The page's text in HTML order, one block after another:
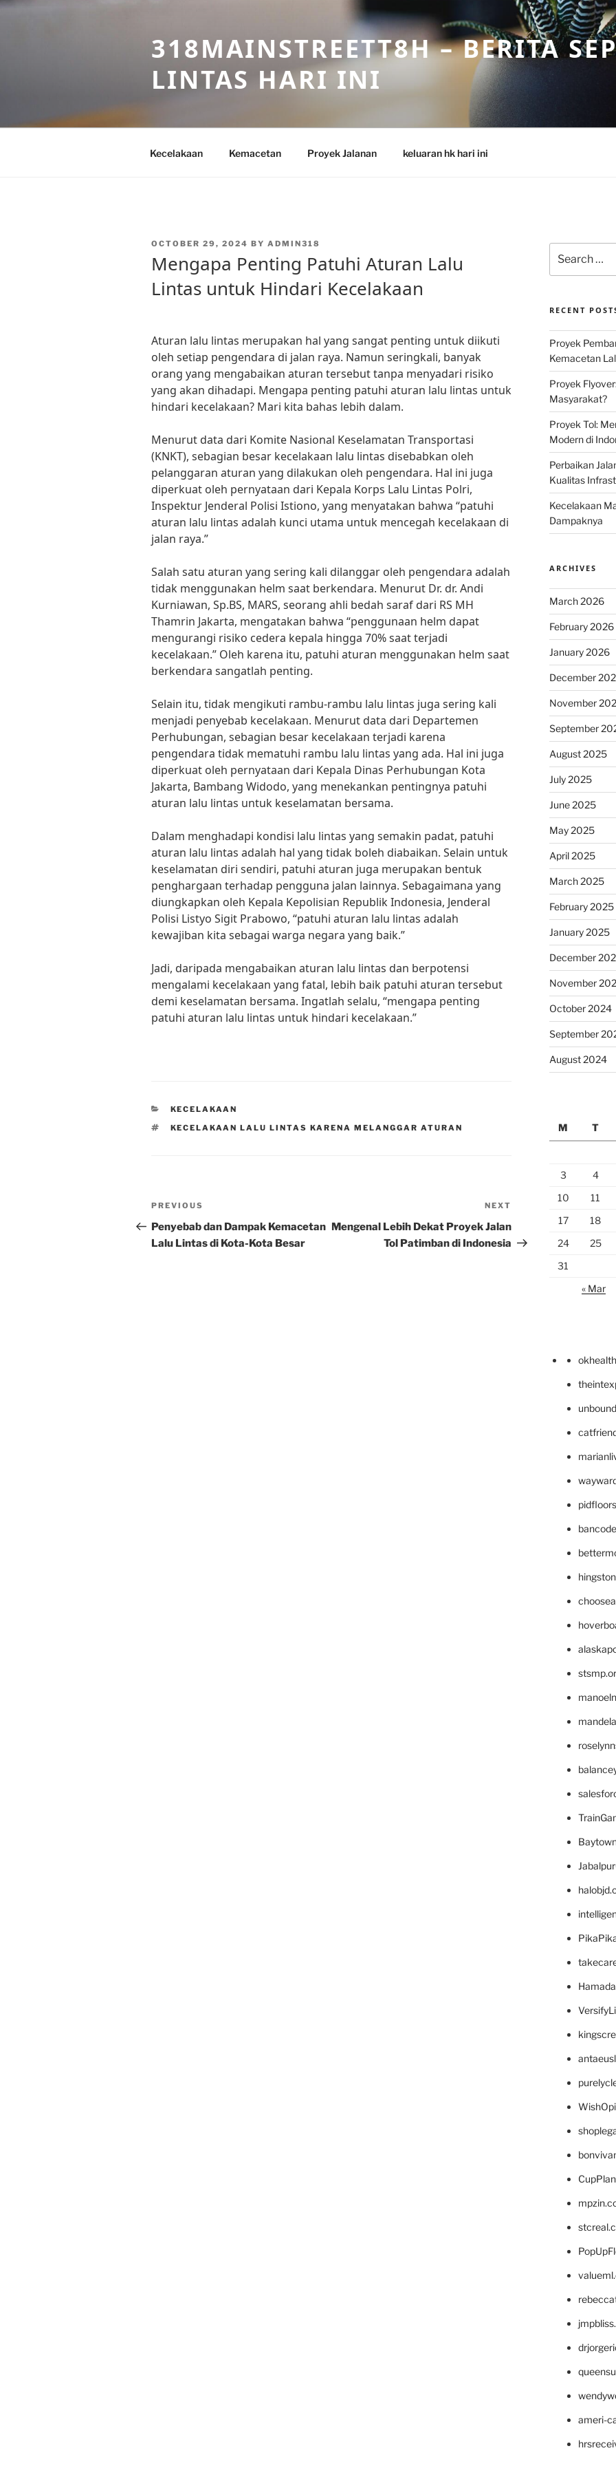
Skip
318MAINSTREETT8H – BERITA
LINTAS HARI INI
Kecelakaan Kemacetan Proyek Jalanan keluaran hk hari ini
POSTED
OCTOBER 29, 2024 BY ADMIN318
Mengapa Penting Patuhi Aturan Lalu
Lintas untuk Hindari Kecelakaan
Aturan lalu lintas merupakan hal yang sangat penting untuk diikuti
oleh setiap pengendara di jalan raya. Namun seringkali, banyak
orang yang mengabaikan aturan tersebut tanpa menyadari risiko
yang akan dihadapi. Mengapa penting patuhi aturan lalu lintas untuk
hindari kecelakaan? Mari kita bahas lebih dalam.
Menurut data dari Komite Nasional Keselamatan Transportasi
(KNKT), sebagian besar kecelakaan lalu lintas disebabkan oleh
pelanggaran aturan yang dilakukan oleh pengendara. Hal ini juga
diperkuat oleh pernyataan dari Kepala Korps Lalu Lintas Polri,
Inspektur Jenderal Polisi Istiono, yang menyatakan bahwa “patuhi
aturan lalu lintas adalah kunci utama untuk mencegah kecelakaan di
jalan raya.”
Salah satu aturan yang sering kali dilanggar oleh pengendara adalah
tidak menggunakan helm saat berkendara. Menurut Dr. dr. Andi
Kurniawan, Sp.BS, MARS, seorang ahli bedah saraf dari RS MH
Thamrin Jakarta, mengatakan bahwa “penggunaan helm dapat
mengurangi risiko cedera kepala hingga 70% saat terjadi
kecelakaan.” Oleh karena itu, patuhi aturan menggunakan helm saat
berkendara sangatlah penting.
Selain itu, tidak mengikuti rambu-rambu lalu lintas juga sering kali
menjadi penyebab kecelakaan. Menurut data dari Departemen
Perhubungan, sebagian besar kecelakaan terjadi karena
pengendara tidak mematuhi rambu lalu lintas yang ada. Hal ini juga
diperkuat oleh pernyataan dari Kepala Dinas Perhubungan Kota
Jakarta, Bambang Widodo, yang menekankan pentingnya patuhi
aturan lalu lintas untuk keselamatan bersama.
Dalam menghadapi kondisi lalu lintas yang semakin padat, patuhi
aturan lalu lintas adalah hal yang tidak boleh diabaikan. Selain untuk
keselamatan diri sendiri, patuhi aturan juga merupakan bentuk
penghargaan terhadap pengguna jalan lainnya. Sebagaimana yang
diungkapkan oleh Kepala Kepolisian Republik Indonesia, Jenderal
Polisi Listyo Sigit Prabowo, “patuhi aturan lalu lintas adalah
kewajiban kita sebagai warga negara yang baik.”
Jadi, daripada mengabaikan aturan lalu lintas dan berpotensi
mengalami kecelakaan yang fatal, lebih baik patuhi aturan tersebut
demi keselamatan bersama. Ingatlah selalu, “mengapa penting
patuhi aturan lalu lintas untuk hindari kecelakaan.”
CATEGORIES
KECELAKAAN
TAGS
KECELAKAAN LALU LINTAS KARENA MELANGGAR ATURAN
Post
navigation
Previous
Post
PREVIOUS
Penyebab dan Dampak Kemacetan
Lalu Lintas di Kota-Kota Besar
Post
NEXT
Mengenal Lebih Dekat Proyek Jalan
Tol Patimban di Indonesia
for:
RECENT
Proyek
Kemacetan
Proyek
Masyarakat?
Proyek Tol:
Modern di
Perbaikan
Kualitas
Kecelakaan
Dampaknya
ARCHIVES
March 2026
February 2026
January 2026
December
November
September
August 2025
July 2025
June 2025
May 2025
April 2025
March 2025
February 2025
January 2025
December
November
October 2024
September
August 2024
M
T
3
4
10
11
17
18
24
25
31
« Mar
ameri-